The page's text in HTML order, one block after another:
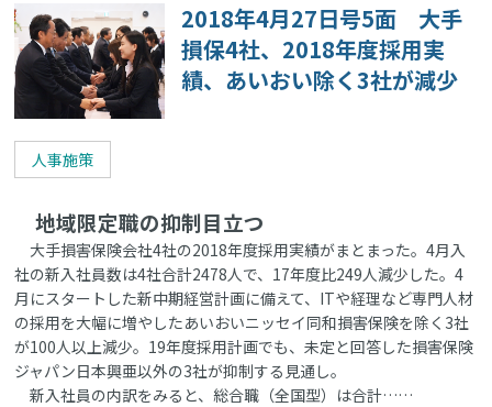
2018年4月27日号5面 大手
損保4社、2018年度採用実
績、あいおい除く3社が減少
人事施策
地域限定職の抑制目立つ
大手損害保険会社4社の2018年度採用実績がまとまった。4月入
社の新入社員数は4社合計2478人で、17年度比249人減少した。4
月にスタートした新中期経営計画に備えて、ITや経理など専門人材
の採用を大幅に増やしたあいおいニッセイ同和損害保険を除く3社
が100人以上減少。19年度採用計画でも、未定と回答した損害保険
ジャパン日本興亜以外の3社が抑制する見通し。
新入社員の内訳をみると、総合職（全国型）は合計……